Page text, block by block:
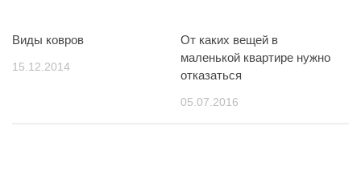
Виды ковров
15.12.2014
От каких вещей в
маленькой квартире нужно
отказаться
05.07.2016